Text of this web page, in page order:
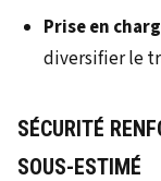
Prise en
diversifier le
SÉCURITÉ
SOUS-ESTIMÉ